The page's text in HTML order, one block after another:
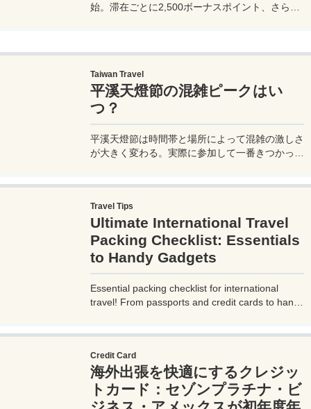
始。滞在ごとに2,500ボーナスポイント、さらに
Taiwan Travel
平溪天燈節の混雑ピークはい
つ？
平溪天燈節は時間帯と場所によって混雑の激しさ
が大きく変わる。実際に参加して一番きつかった
Travel Tips
Ultimate International Travel
Packing Checklist: Essentials
to Handy Gadgets
Essential packing checklist for international
travel! From passports and credit cards to handy
seasoned travelers. Explore more at
measuretrip.com!
Credit Card
海外出張を快適にするクレジッ
トカード：セゾンプラチナ・ビ